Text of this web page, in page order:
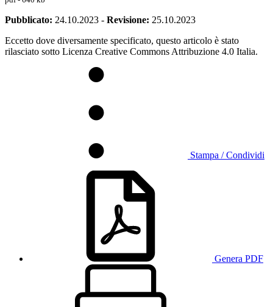
Pubblicato: 24.10.2023 - Revisione: 25.10.2023
Eccetto dove diversamente specificato, questo articolo è stato
rilasciato sotto Licenza Creative Commons Attribuzione 4.0 Italia.
Stampa / Condividi
Genera PDF